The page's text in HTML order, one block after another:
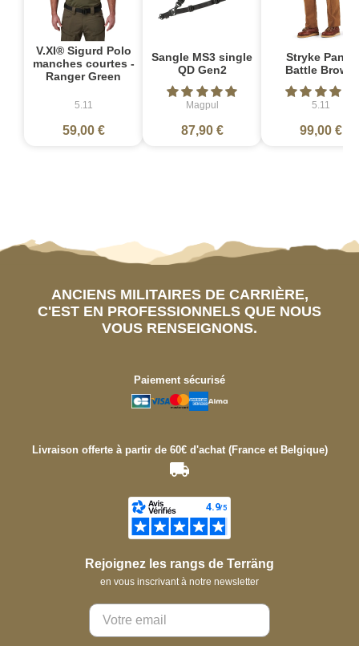
V.XI® Sigurd Polo
manches courtes -
Ranger Green
5.11
59,00 €
Sangle MS3 single
QD Gen2
Magpul
87,90 €
Stryke Pant -
Battle Brown
5.11
99,00 €
ANCIENS MILITAIRES DE CARRIÈRE,
C'EST EN PROFESSIONNELS QUE NOUS
VOUS RENSEIGNONS.
Paiement sécurisé
Livraison offerte à partir de 60€ d'achat (France et Belgique)
Rejoignez les rangs de Terräng
en vous inscrivant à notre newsletter